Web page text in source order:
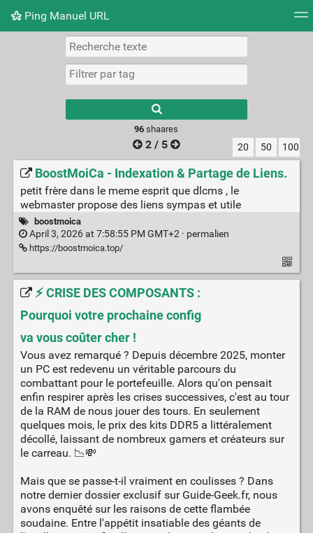
Ping Manuel URL
Nuage de tags Mur d'images
results.
96 shaares
2 / 5 20 50 100
BoostMoiCa - Indexation & Partage de Liens.
petit frère dans le meme esprit que dlcms , le
webmaster propose des liens sympas et utile
boostmoica
April 3, 2026 at 7:58:55 PM GMT+2 · permalien
https://boostmoica.top/
⚡ CRISE DES COMPOSANTS :
Pourquoi votre prochaine config
va vous coûter cher !
Vous avez remarqué ? Depuis décembre 2025, monter
un PC est redevenu un véritable parcours du
combattant pour le portefeuille. Alors qu'on pensait
enfin respirer après les crises successives, c'est au tour
de la RAM de nous jouer des tours. En seulement
quelques mois, le prix des kits DDR5 a littéralement
décollé, laissant de nombreux gamers et créateurs sur
le carreau. 📉💸
Mais que se passe-t-il vraiment en coulisses ? Dans
notre dernier dossier exclusif sur Guide-Geek.fr, nous
avons enquêté sur les raisons de cette flambée
soudaine. Entre l'appétit insatiable des géants de